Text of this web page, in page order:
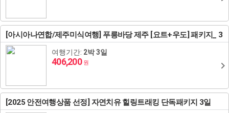
[아시아나연합/제주미식여행] 푸릉바당 제주 [요트+우도] 패키지_ 3
일
여행기간: 2박 3일
406,200 원
[2025 안전여행상품 선정] 자연치유 힐링트래킹 단독패키지 3일